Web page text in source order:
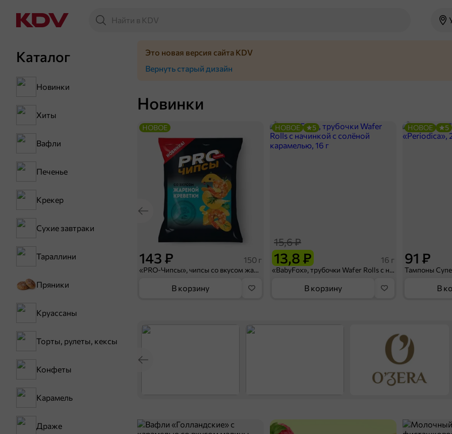
Каталог
Новинки
Хиты
Вафли
Печенье
Крекер
Сухие завтраки
Тараллини
Пряники
Круассаны
Торты, рулеты, кексы
Конфеты
Карамель
Драже
Новинки
143 ₽ 150 г
«PRO-Чипсы», чипсы со вкусом жареной креветки, 150 г
НОВОЕ
В корзину
15,6 ₽
13,8 ₽ 16 г
«BabyFox», трубочки Wafer Rolls с начинкой с солёной карамелью, 16 г
НОВОЕ 5
В корзину
91 ₽
НОВОЕ 5
В
Это новая версия сайта KDV
Вернуть старый дизайн